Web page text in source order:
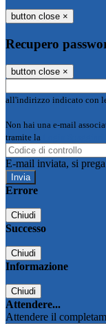
button close ×
Recupero
button close ×
all'indirizzo indicato con
Non hai una e-mail
tramite la
E-mail inviata, si
Errore
Chiudi
Successo
Chiudi
Informazione
Chiudi
Attendere...
Attendere il